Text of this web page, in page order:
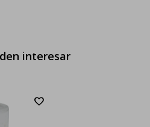
interesar